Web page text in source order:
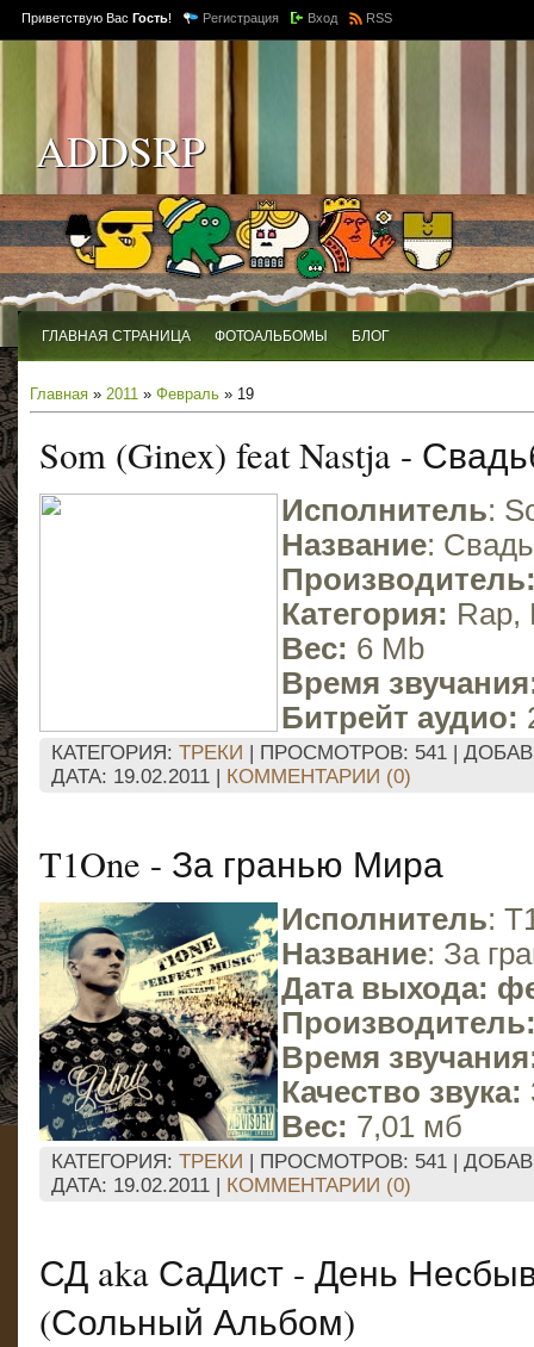
Приветствую Вас Гость! Регистрация Вход RSS
ADDSRP
ГЛАВНАЯ СТРАНИЦА ФОТОАЛЬБОМЫ БЛОГ
Главная » 2011 » Февраль » 19
Som (Ginex) feat Nastja -
Исполнитель:
Название:
Категория: Rap,
Вес: 6 Mb
Время
Битрейт аудио:
КАТЕГОРИЯ: ТРЕКИ | ПРОСМОТРОВ: 541 |
ДАТА: 19.02.2011 | КОММЕНТАРИИ (0)
T1One - За гранью Мира
Исполнитель:
Название: За
Дата выхода:
Время
Качество звука:
Вес: 7,01 мб
КАТЕГОРИЯ: ТРЕКИ | ПРОСМОТРОВ: 541 |
ДАТА: 19.02.2011 | КОММЕНТАРИИ (0)
СД aka СаДист - День
(Сольный Альбом)